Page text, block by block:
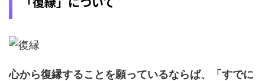
心から復縁することを願っているならば、「すでに